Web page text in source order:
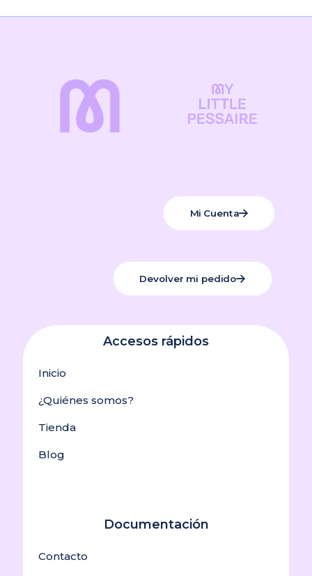
Mi Cuenta
Devolver mi pedido
Accesos rápidos
Inicio
¿Quiénes somos?
Tienda
Blog
Documentación
Contacto